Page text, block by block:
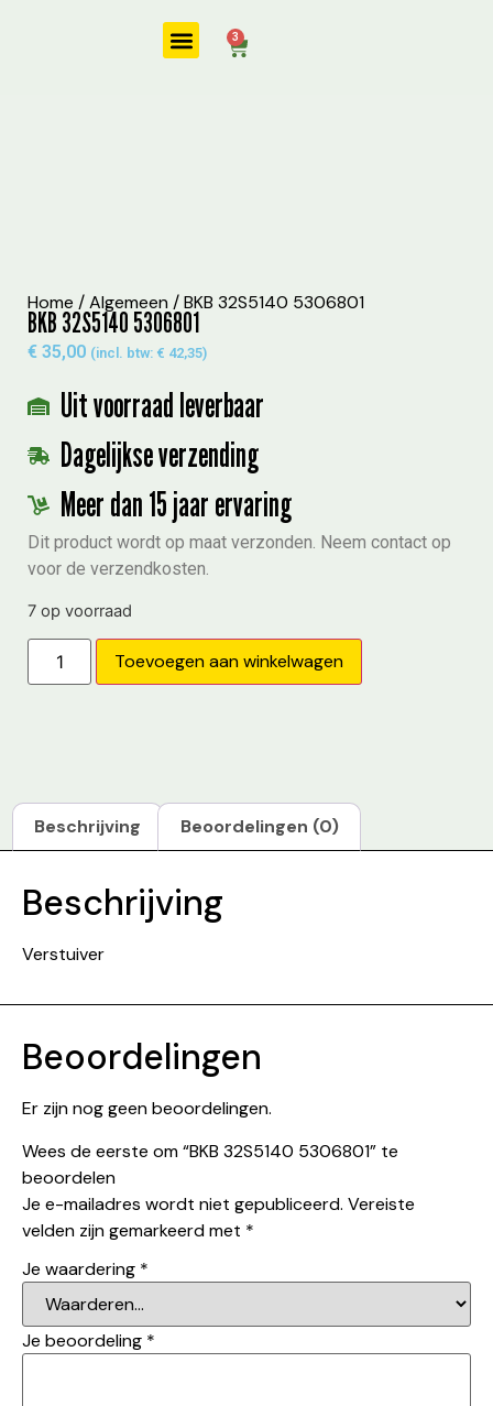
3
Home /Algemeen / BKB 32S5140 5306801
BKB 32S5140 5306801
€ 35,00 (incl. btw: € 42,35)
Uit voorraad leverbaar
Dagelijkse verzending
Meer dan 15 jaar ervaring
Dit product wordt op maat verzonden. Neem contact op
voor de verzendkosten.
7 op voorraad
Toevoegen aan winkelwagen
Beschrijving Beoordelingen (0)
Beschrijving
Verstuiver
Beoordelingen
Er zijn nog geen beoordelingen.
Wees de eerste om “BKB 32S5140 5306801” te
beoordelen
Je e-mailadres wordt niet gepubliceerd. Vereiste
velden zijn gemarkeerd met *
Je waardering *
Je beoordeling *